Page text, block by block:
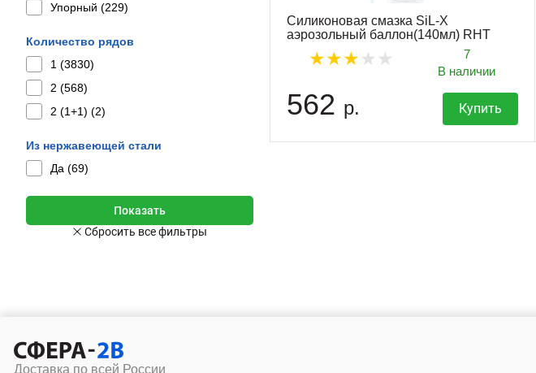
Упорный (229)
Количество рядов
1 (3830)
2 (568)
2 (1+1) (2)
Из нержавеющей стали
Да (69)
Силиконовая смазка SiL-X
аэрозольный баллон(140мл) RHT
7
В наличии
562 р. Купить
Доставка по всей России